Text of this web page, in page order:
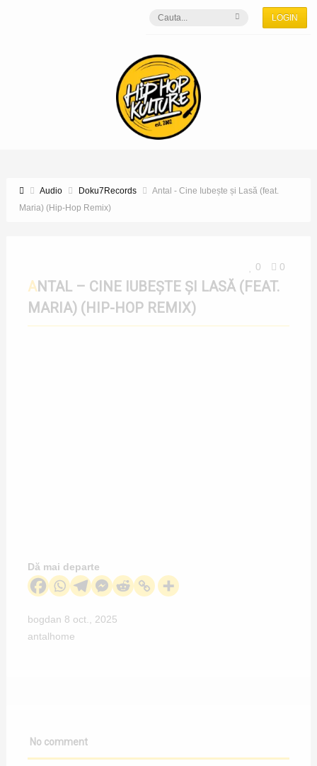
LOGIN
Audio Doku7Records
Antal - Cine Iubește și Lasă (feat.
Maria) (Hip-Hop Remix)
0 0
ANTAL – CINE IUBEȘTE ȘI LASĂ (FEAT.
MARIA) (HIP-HOP REMIX)
Dă mai departe
bogdan 8 oct., 2025
antalhome
No comment